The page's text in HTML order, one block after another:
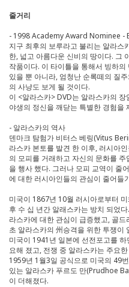
줄거리
- 1998 Academy Award Nominee -
지구 최후의 보루라고 불리는 알라스
한, 넓고 아름다운 신비의 땅이다. 그
작품이다. 이 타이틀을 통해서 빙하
있을 뿐 아니라, 엄청난 순록떼의 질
의 사냥도 보게 될 것이다.
이 <알라스카> DVD는 알라스카의
야생의 정신을 깨닫는 특별한 경험을
- 알라스카의 역사
덴마크 탐험가 비터스 베링(Vitus
라스카 본토를 발견 한 이후, 러시아
의 모피를 거래하고 자신의 문화를
을 행사 했다. 그러나 모피 교역이 줄
에 대한 러시아인들의 관심이 줄어들
미국이 1867년 10월 러시아로부터
후 수 십 년간 알래스카는 방치 되었
라스카에 대한 관심이 급증했고, 골
초 알라스카의 州승격을 위한 투쟁이
미국이 1941년 일본에 선전포고를
요해 졌고, 전쟁 중 알라스카는 주요
1959년 1월3일 공식으로 미국의 49
있는 알라스카 푸르도 만(Prudhoe
이 더해졌다.